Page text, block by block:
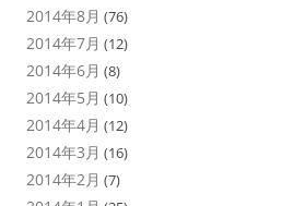
2014年8月 (76)
2014年7月 (12)
2014年6月 (8)
2014年5月 (10)
2014年4月 (12)
2014年3月 (16)
2014年2月 (7)